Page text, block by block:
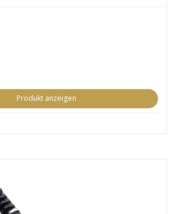
Produkt anzeigen